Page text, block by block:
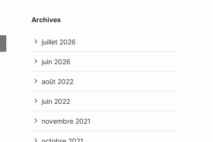
Archives
juillet 2026
juin 2026
août 2022
juin 2022
novembre 2021